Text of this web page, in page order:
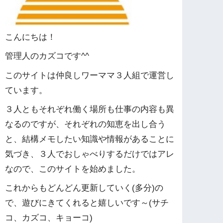
こんにちは！
管理人のカズコです^^
このサイトは仲良しワーママ３人組で運営し
ています。
３人ともそれぞれ働く場所も仕事の内容も異
なるのですが、それぞれの知恵を出し合う
と、結構メモしたい知識や情報があることに
気づき、３人でおしゃべりするだけではアレ
なので、このサイトを始めました。
これからもどんどん更新していく(多分)の
で、遊びにきてくれると嬉しいです～(サチ
コ、カズコ、キョーコ)